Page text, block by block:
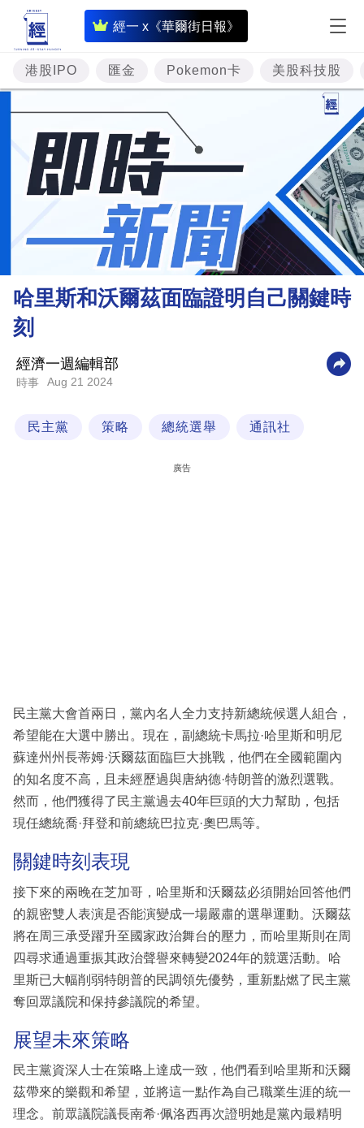
經一 x《華爾街日報》
即
時
財
經
專
題
投
資
樓
市
財
業
科
區
港股IPO 匯金 Pokemon卡 美股科技股
哈里斯和沃爾茲面臨證明自己關鍵時
刻
經濟一週編輯部
時事 Aug 21 2024
民主黨 策略 總統選舉 通訊社
廣告
民主黨大會首兩日，黨內名人全力支持新總統候選人組合，
希望能在大選中勝出。現在，副總統卡馬拉·哈里斯和明尼
蘇達州州長蒂姆·沃爾茲面臨巨大挑戰，他們在全國範圍內
的知名度不高，且未經歷過與唐納德·特朗普的激烈選戰。
然而，他們獲得了民主黨過去40年巨頭的大力幫助，包括
現任總統喬·拜登和前總統巴拉克·奧巴馬等。
關鍵時刻表現
接下來的兩晚在芝加哥，哈里斯和沃爾茲必須開始回答他們
的親密雙人表演是否能演變成一場嚴肅的選舉運動。沃爾茲
將在周三承受躍升至國家政治舞台的壓力，而哈里斯則在周
四尋求通過重振其政治聲譽來轉變2024年的競選活動。哈
里斯已大幅削弱特朗普的民調領先優勢，重新點燃了民主黨
奪回眾議院和保持參議院的希望。
展望未來策略
民主黨資深人士在策略上達成一致，他們看到哈里斯和沃爾
茲帶來的樂觀和希望，並將這一點作為自己職業生涯的統一
理念。前眾議院議長南希·佩洛西再次證明她是黨內最精明